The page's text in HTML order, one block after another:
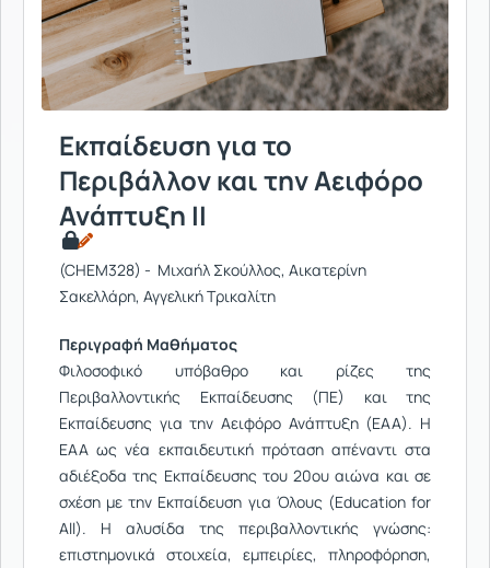
Εκπαίδευση για το
Περιβάλλον και την Αειφόρο
Ανάπτυξη ΙΙ
(CHEM328) - Μιχαήλ Σκούλλος, Αικατερίνη
Σακελλάρη, Αγγελική Τρικαλίτη
Περιγραφή Μαθήματος
Φιλοσοφικό υπόβαθρο και ρίζες της
Περιβαλλοντικής Εκπαίδευσης (ΠΕ) και της
Εκπαίδευσης για την Αειφόρο Ανάπτυξη (ΕΑΑ). Η
ΕΑΑ ως νέα εκπαιδευτική πρόταση απέναντι στα
αδιέξοδα της Εκπαίδευσης του 20ου αιώνα και σε
σχέση με την Εκπαίδευση για Όλους (Education for
All). Η αλυσίδα της περιβαλλοντικής γνώσης:
επιστημονικά στοιχεία, εμπειρίες, πληροφόρηση,